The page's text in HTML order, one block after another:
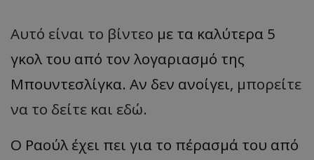
Αυτό είναι το βίντεο με τα καλύτερα 5
γκολ του από τον λογαριασμό της
Μπουντεσλίγκα. Αν δεν ανοίγει, μπορείτε
να το δείτε και εδώ.
Ο Ραούλ έχει πει για το πέρασμά του από